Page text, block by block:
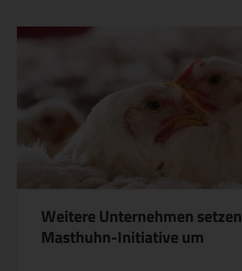
Weitere Unternehmen setzen
Masthuhn-Initiative um